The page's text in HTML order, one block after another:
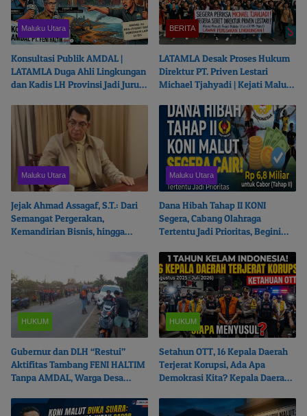
Maluku Utara
Konsultasi Publik AMDAL |
LATAMLA Duga Ahli Lingkungan
dan Kadis LH Provinsi Jadi Juru
BERITA
LATAMLA Desak Proses Hukum
Direktur PT. Priven Lestari
Michael Tjahyadi | Kejati Malut
Maluku Utara
Jejak Ahmad Assagaf, S.T.: Dari
Semangat Pergerakan,
Kemandirian Bisnis, hingga
Maluku Utara
Dana Hibah Tahap II KONI
Segera, Cabang Olahraga
Tertentu Jadi Prioritas, Begini
HUKUM
Gubernur dan DLH “Restui”
Aktifitas Tambang FENI HALTIM
Tanpa AMDAL, Warga Desa
HUKUM
Setahun OTT, 16 Kepala Daerah
Terjerat Korupsi, Ada Apa
Demokrasi Kita? Kepala Daerah